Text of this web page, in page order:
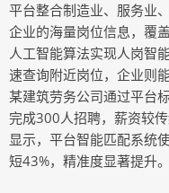
平台整合制造业、服务业
企业的海量岗位信息，覆
人工智能算法实现人岗智
速查询附近岗位，企业则
某建筑劳务公司通过平台
完成300人招聘，薪资较
显示，平台智能匹配系统
短43%，精准度显著提升。